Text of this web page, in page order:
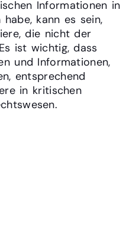
Informationen in
kann es sein,
die nicht der
ist wichtig, dass
und Informationen,
entsprechend
in kritischen